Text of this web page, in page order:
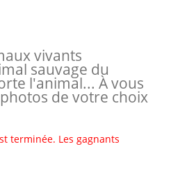
vivants
sauvage du
l'animal... À vous
de votre choix
terminée. Les gagnants